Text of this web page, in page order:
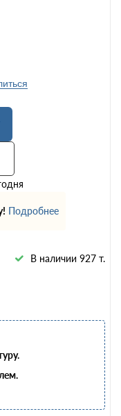
Подробнее
В наличии 927 т.